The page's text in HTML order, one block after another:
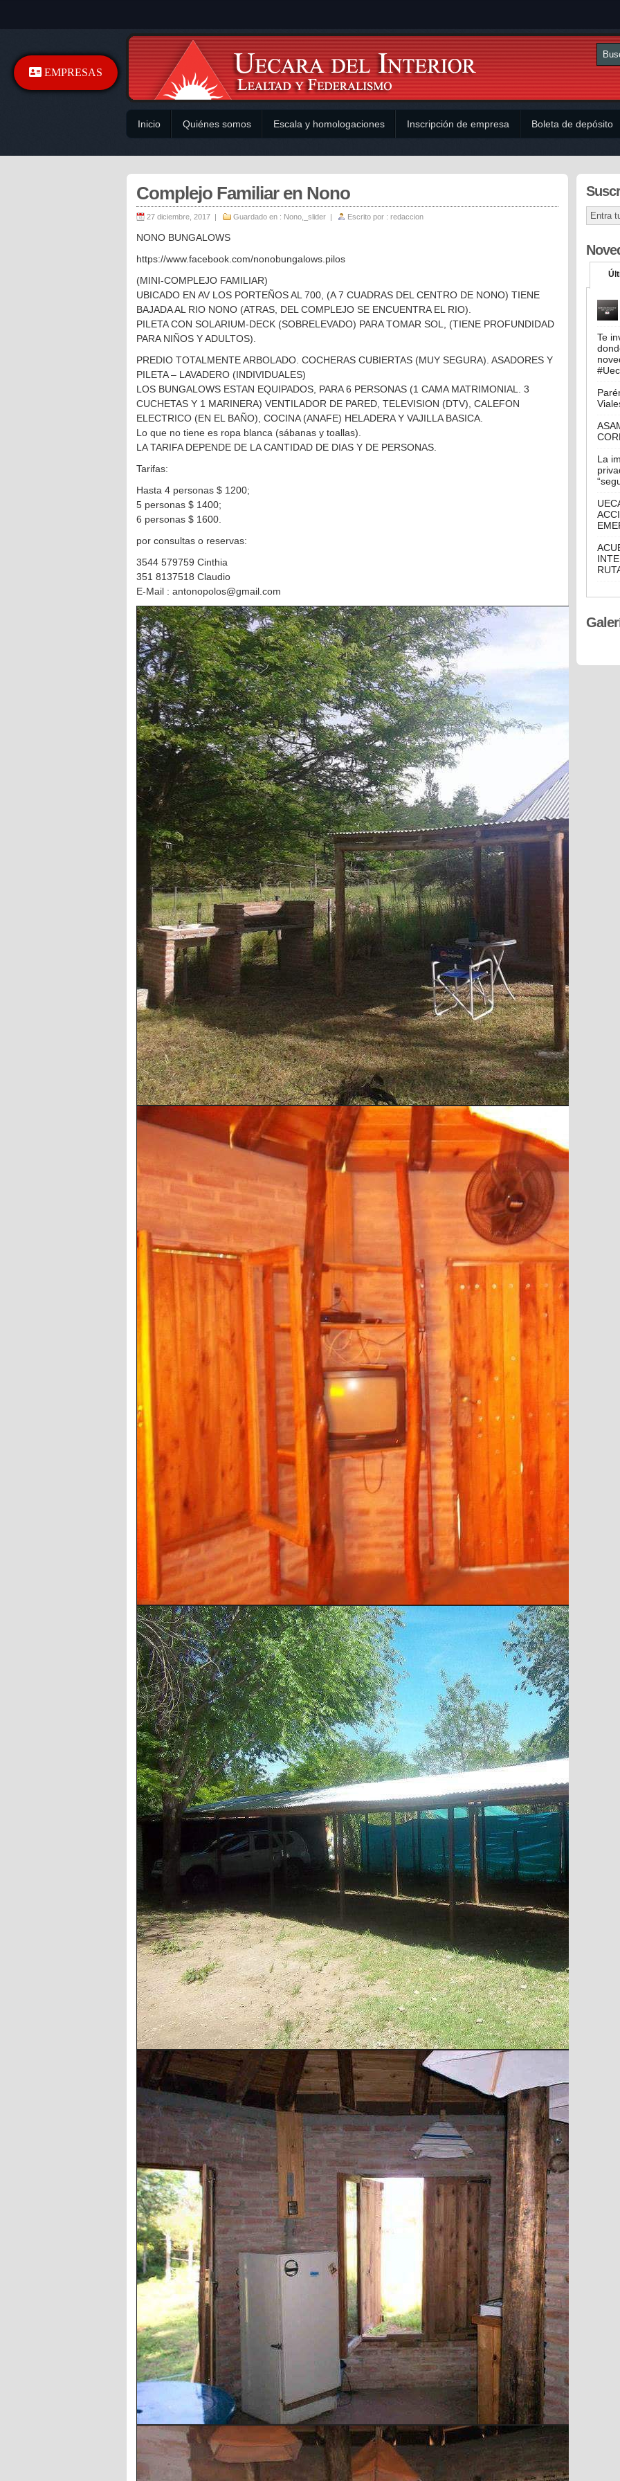
Inicio Quiénes somos Escala y homologaciones Inscripción de empresa Boleta de depósito
Complejo Familiar en Nono
27 diciembre, 2017 | Guardado en : Nono _slider | Escrito por : redaccion
NONO BUNGALOWS
https://www.facebook.com/nonobungalows.pilos
(MINI-COMPLEJO FAMILIAR)
UBICADO EN AV LOS PORTEÑOS AL 700, (A 7 CUADRAS DEL CENTRO DE NONO) TIENE
BAJADA AL RIO NONO (ATRAS, DEL COMPLEJO SE ENCUENTRA EL RIO).
PILETA CON SOLARIUM-DECK (SOBRELEVADO) PARA TOMAR SOL, (TIENE PROFUNDIDAD
PARA NIÑOS Y ADULTOS).
PREDIO TOTALMENTE ARBOLADO. COCHERAS CUBIERTAS (MUY SEGURA). ASADORES Y
PILETA – LAVADERO (INDIVIDUALES)
LOS BUNGALOWS ESTAN EQUIPADOS, PARA 6 PERSONAS (1 CAMA MATRIMONIAL. 3
CUCHETAS Y 1 MARINERA) VENTILADOR DE PARED, TELEVISION (DTV), CALEFON
ELECTRICO (EN EL BAÑO), COCINA (ANAFE) HELADERA Y VAJILLA BASICA.
Lo que no tiene es ropa blanca (sábanas y toallas).
LA TARIFA DEPENDE DE LA CANTIDAD DE DIAS Y DE PERSONAS.
Tarifas:
Hasta 4 personas $ 1200;
5 personas $ 1400;
6 personas $ 1600.
por consultas o reservas:
3544 579759 Cinthia
351 8137518 Claudio
E-Mail : antonopolos@gmail.com
Te
La
EMPRESAS